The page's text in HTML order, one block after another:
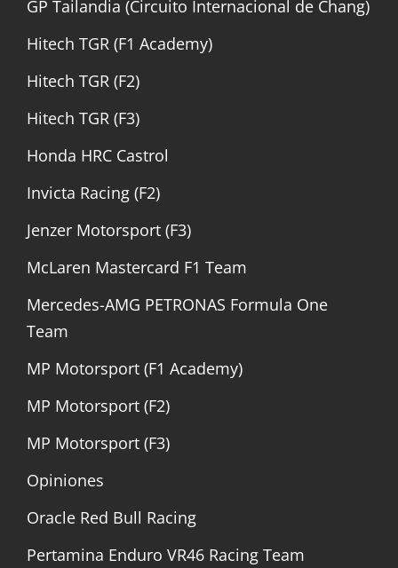
GP Tailandia (Circuito Internacional de Chang)
Hitech TGR (F1 Academy)
Hitech TGR (F2)
Hitech TGR (F3)
Honda HRC Castrol
Invicta Racing (F2)
Jenzer Motorsport (F3)
McLaren Mastercard F1 Team
Mercedes-AMG PETRONAS Formula One
Team
MP Motorsport (F1 Academy)
MP Motorsport (F2)
MP Motorsport (F3)
Opiniones
Oracle Red Bull Racing
Pertamina Enduro VR46 Racing Team